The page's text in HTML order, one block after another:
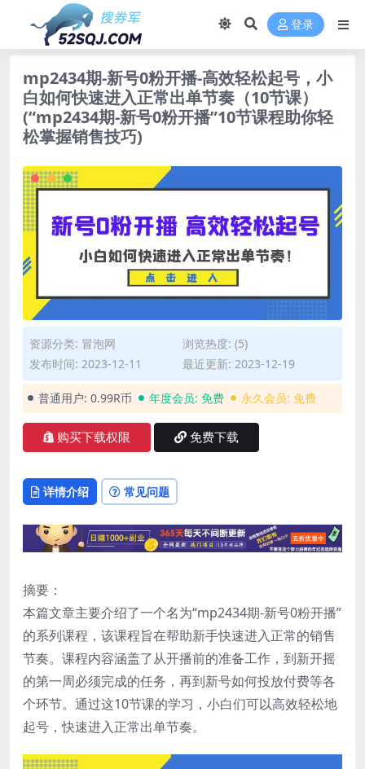
登录
mp2434期-新号0粉开播-高效轻松起号，小
白如何快速进入正常出单节奏（10节课）
(“mp2434期-新号0粉开播”10节课程助你轻
松掌握销售技巧)
资源分类: 冒泡网
浏览热度: (5)
发布时间: 2023-12-11
最近更新: 2023-12-19
普通用户: 0.99R币 年度会员: 免费 永久会员: 免费
购买下载权限 免费下载
详情介绍 常见问题
摘要：
本篇文章主要介绍了一个名为“mp2434期-新号0粉开播”
的系列课程，该课程旨在帮助新手快速进入正常的销售
节奏。课程内容涵盖了从开播前的准备工作，到新开摇
的第一周必须完成的任务，再到新号如何投放付费等各
个环节。通过这10节课的学习，小白们可以高效轻松地
起号，快速进入正常出单节奏。